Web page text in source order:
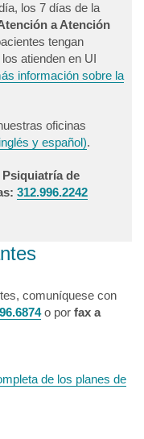
los 7 días de la
a Atención
tengan
atienden en UI
información sobre la
oficinas
y español).
de
312.996.2242
comuníquese con
o por fax a
de los planes de